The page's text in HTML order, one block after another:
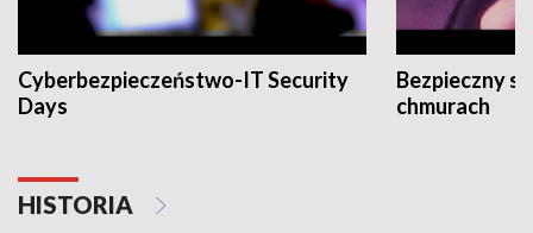
Cyberbezpieczeństwo-IT Security
Days
Bezpieczny
chmurach
HISTORIA